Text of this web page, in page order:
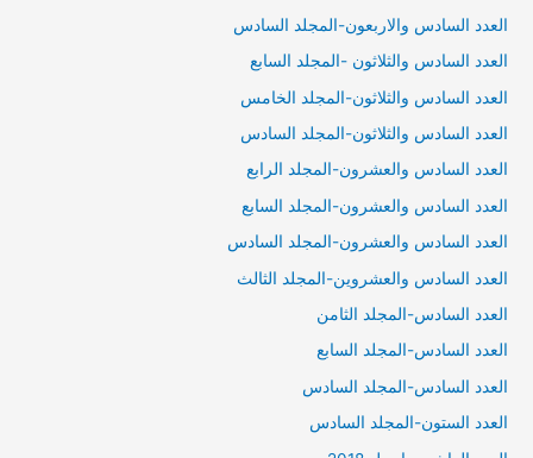
العدد السادس والاربعون-المجلد السادس
العدد السادس والثلاثون -المجلد السابع
العدد السادس والثلاثون-المجلد الخامس
العدد السادس والثلاثون-المجلد السادس
العدد السادس والعشرون-المجلد الرابع
العدد السادس والعشرون-المجلد السابع
العدد السادس والعشرون-المجلد السادس
العدد السادس والعشروين-المجلد الثالث
العدد السادس-المجلد الثامن
العدد السادس-المجلد السابع
العدد السادس-المجلد السادس
العدد الستون-المجلد السادس